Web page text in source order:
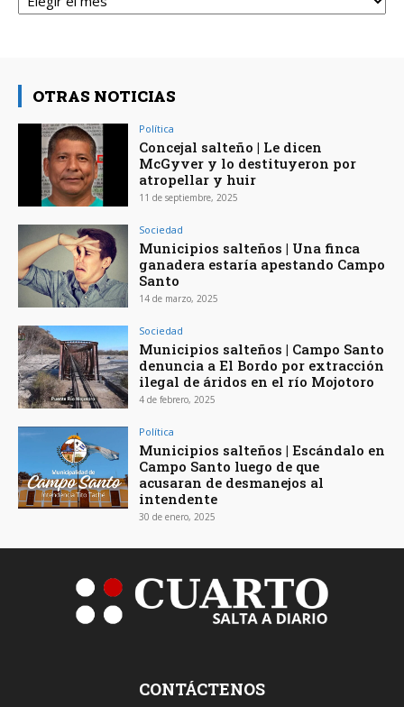
OTRAS NOTICIAS
Política
Concejal salteño | Le dicen
McGyver y lo destituyeron por
atropellar y huir
11 de septiembre, 2025
Sociedad
Municipios salteños | Una finca
ganadera estaría apestando Campo
Santo
14 de marzo, 2025
Sociedad
Municipios salteños | Campo Santo
denuncia a El Bordo por extracción
ilegal de áridos en el río Mojotoro
4 de febrero, 2025
Política
Municipios salteños | Escándalo en
Campo Santo luego de que
acusaran de desmanejos al
intendente
30 de enero, 2025
CONTÁCTENOS